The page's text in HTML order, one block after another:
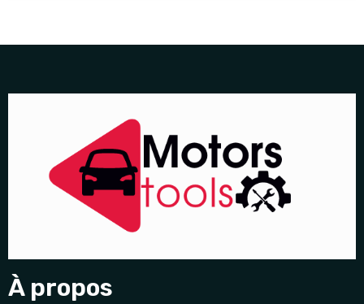
À propos